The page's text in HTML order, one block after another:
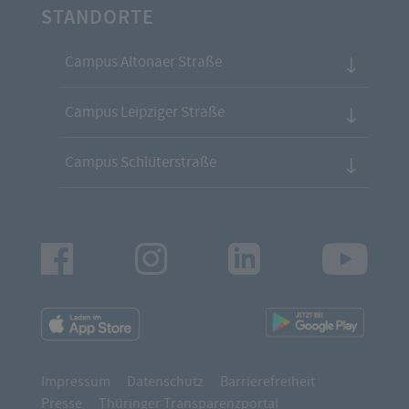
STANDORTE
Campus Altonaer Straße
Campus Leipziger Straße
Campus Schlüterstraße
Instagram LinkedIn
Impressum Datenschutz
Barrierefreiheit
Presse
Thüringer Transparenzportal